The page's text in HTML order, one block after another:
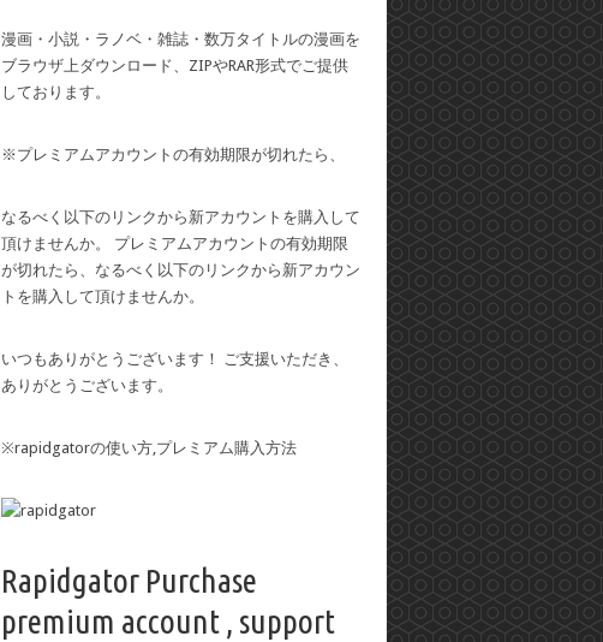
漫画・小説・ラノベ・雑誌・数万タイトルの漫画を
ブラウザ上ダウンロード、ZIPやRAR形式でご提供
しております。
※プレミアムアカウントの有効期限が切れたら、
なるべく以下のリンクから新アカウントを購入して
頂けませんか。 プレミアムアカウントの有効期限
が切れたら、なるべく以下のリンクから新アカウン
トを購入して頂けませんか。
いつもありがとうございます！ ご支援いただき、
ありがとうございます。
※rapidgatorの使い方,プレミアム購入方法
Rapidgator Purchase
premium account , support